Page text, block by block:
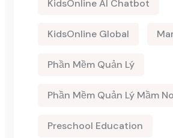
KidsOnline AI Chatbot
KidsOnline Global
Phần Mềm Quản Lý
Phần Mềm Quản Lý Mầm
Preschool Education